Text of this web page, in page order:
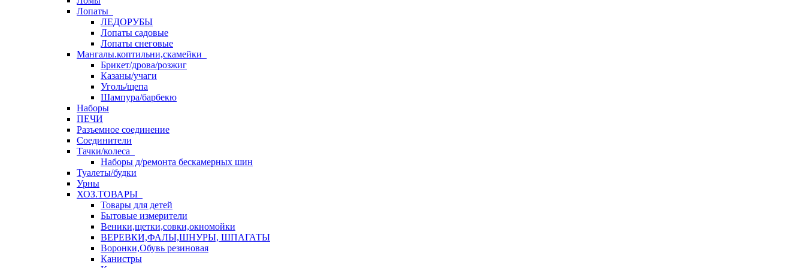
Лопаты
ЛЕДОРУБЫ
Лопаты садовые
Лопаты снеговые
Мангалы.коптильни,скамейки
Брикет/дрова/розжиг
Казаны/учаги
Уголь/щепа
Шампура/барбекю
Наборы
ПЕЧИ
Разъемное соединение
Соединители
Тачки/колеса
Наборы д/ремонта бескамерных шин
Туалеты/будки
Урны
ХОЗ.ТОВАРЫ
Товары для детей
Бытовые измерители
Веники,щетки,совки,окномойки
ВЕРЕВКИ,ФАЛЫ,ШНУРЫ, ШПАГАТЫ
Воронки,Обувь резиновая
Канистры